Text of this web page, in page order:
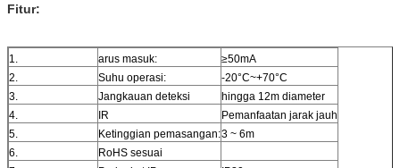
Fitur:
1. arus masuk:
≥50mA
2.
Suhu operasi:
-20°C~+70°C
3.
Jangkauan deteksi
hingga 12m diameter
4.
IR
Pemanfaatan jarak jauh
5.
Ketinggian pemasangan:3 ~ 6m
6.
RoHS sesuai